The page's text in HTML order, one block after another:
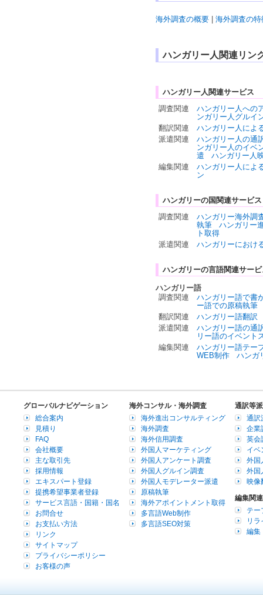
海外調査の概要 海外調査の特
ハンガリー人関連リン
ハンガリー人関連サービス
調査関連
ハンガリー人への
ンガリー人グルイ
翻訳関連
ハンガリー人によ
派遣関連
ハンガリー人の通
ンガリー人のイベ
遣
ハンガリー人
編集関連
ハンガリー人によ
ン
ハンガリーの国関連サービス
調査関連
ハンガリー海外調
執筆
ハンガリー
ト取得
派遣関連
ハンガリーにおけ
ハンガリーの言語関連サー
ハンガリー語
調査関連
ハンガリー語で書
ー語での原稿執筆
翻訳関連
ハンガリー語翻訳
派遣関連
ハンガリー語の通
リー語のイベント
編集関連
ハンガリー語テー
WEB制作
ハンガ
グローバルナビゲーション
総合案内
見積り
FAQ
会社概要
主な取引先
採用情報
エキスパート登録
提携希望事業者登録
サービス言語・国籍・国名
お問合せ
お支払い方法
リンク
サイトマップ
プライバシーポリシー
お客様の声
海外コンサル・海外調査
海外進出コンサルティング
海外調査
海外信用調査
外国人マーケティング
外国人アンケート調査
外国人グルイン調査
外国人モデレーター派遣
原稿執筆
海外アポイントメント取得
多言語Web制作
多言語SEO対策
通訳等
通訳
企業
英会
イベ
外国
外国
映像
編集関連
テー
リラ
編集